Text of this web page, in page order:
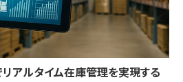
アルタイム在庫管理を実現する